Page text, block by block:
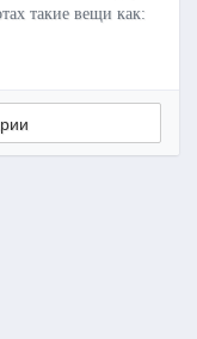
такие вещи как: